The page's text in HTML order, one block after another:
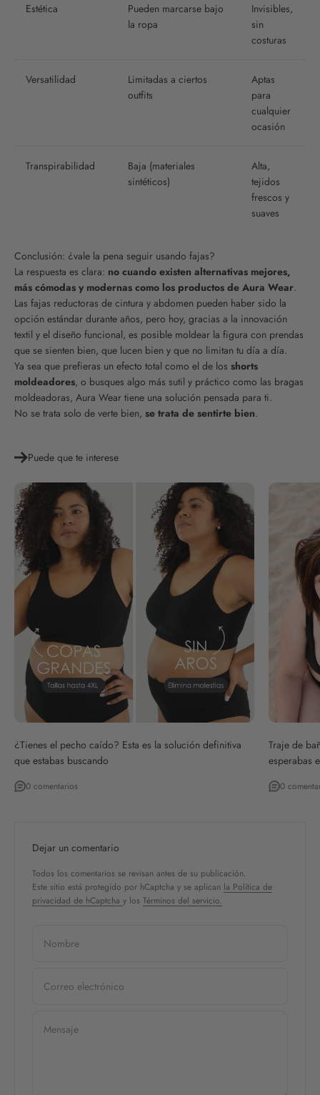
Estética
Pueden marcarse bajo
la ropa
Invisibles,
sin
costuras
Versatilidad
Limitadas a ciertos
outfits
Aptas
para
cualquier
ocasión
Transpirabilidad
Baja (materiales
sintéticos)
Alta,
tejidos
frescos y
suaves
Conclusión: ¿vale la pena seguir usando fajas?
La respuesta es clara: no cuando existen alternativas mejores,
más cómodas y modernas como los productos de Aura Wear.
Las fajas reductoras de cintura y abdomen pueden haber sido la
opción estándar durante años, pero hoy, gracias a la innovación
textil y el diseño funcional, es posible moldear la figura con prendas
que se sienten bien, que lucen bien y que no limitan tu día a día.
Ya sea que prefieras un efecto total como el de los shorts
moldeadores, o busques algo más sutil y práctico como las bragas
moldeadoras, Aura Wear tiene una solución pensada para ti.
No se trata solo de verte bien, se trata de sentirte bien.
Puede que te interese
¿Tienes el pecho caído? Esta es la solución definitiva
que estabas buscando
0 comentarios
Traje de
esperabas
0
Dejar un comentario
Todos los comentarios se revisan antes de su publicación.
Este sitio está protegido por hCaptcha y se aplican la Política de
privacidad de hCaptcha y los Términos del servicio.
Nombre
Correo electrónico
Mensaje